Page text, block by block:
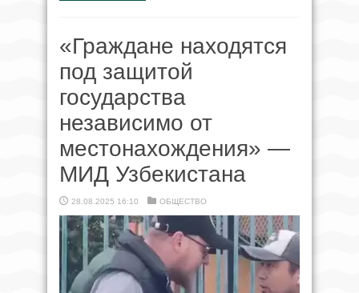
«Граждане находятся
под защитой
государства
независимо от
местонахождения» —
МИД Узбекистана
28.08.2025 16:10 ОБЩЕСТВО